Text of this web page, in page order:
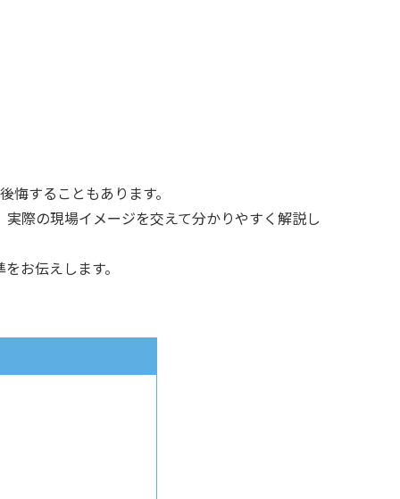
することもあります。
際の現場イメージを交えて分かりやすく解説し
お伝えします。